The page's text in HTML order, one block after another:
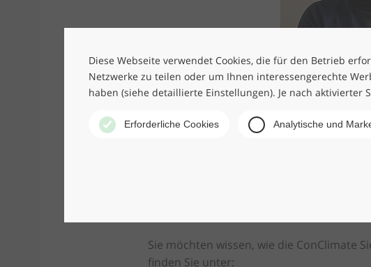
Diese Webseite verwendet Cookies, die für den Betrieb
Netzwerke zu teilen oder um Ihnen interessengerechte
haben (siehe detaillierte Einstellungen). Je nach
Erforderliche Cookies Analytische und
Sie möchten wissen, wie die ConClimate
finden Sie unter: